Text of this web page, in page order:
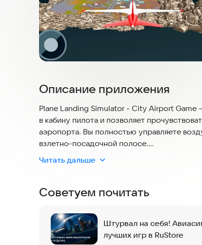
Описание приложения
Plane Landing Simulator - City Airport Game
в кабину пилота и позволяет
аэропорта. Вы полностью управляете
взлетно-посадочной полосе.
Вам предстоит столкнуться с
обеспечивая стабильную работу и защиту
на различных устройствах. Актуальность
гарантирует свежий игровой опыт.
Это захватывающее приложение позволит
Читать дальше
Советуем почитать
Штурвал на себя!
лучших игр в RuStore